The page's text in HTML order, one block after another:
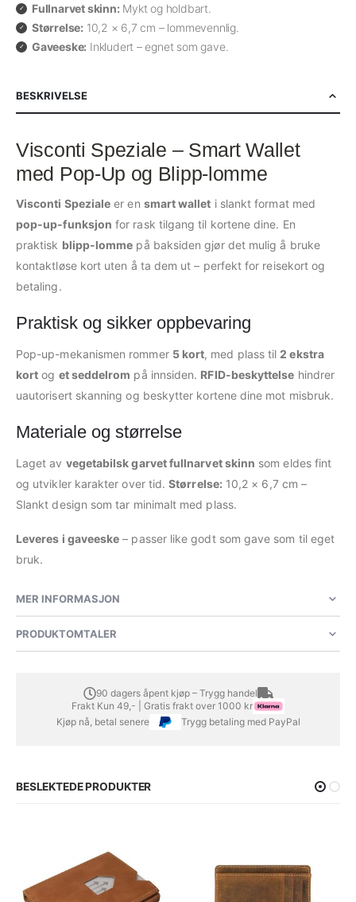
Fullnarvet skinn: Mykt og holdbart.
Størrelse: 10,2 × 6,7 cm – lommevennlig.
Gaveeske: Inkludert – egnet som gave.
BESKRIVELSE
Visconti Speziale – Smart Wallet
med Pop-Up og Blipp-lomme
Visconti Speziale er en smart wallet i slankt format med
pop-up-funksjon for rask tilgang til kortene dine. En
praktisk blipp-lomme på baksiden gjør det mulig å bruke
kontaktløse kort uten å ta dem ut – perfekt for reisekort og
betaling.
Praktisk og sikker oppbevaring
Pop-up-mekanismen rommer 5 kort, med plass til2 ekstra
kort og et seddelrom på innsiden. RFID-beskyttelse hindrer
uautorisert skanning og beskytter kortene dine mot misbruk.
Materiale og størrelse
Laget av vegetabilsk garvet fullnarvet skinn som eldes fint
og utvikler karakter over tid.Størrelse: 10,2 × 6,7 cm –
Slankt design som tar minimalt med plass.
Leveres i gaveeske – passer like godt som gave som til eget
bruk.
MER INFORMASJON
PRODUKTOMTALER
90 dagers åpent kjøp – Trygg handel
Frakt Kun 49,- | Gratis frakt over 1000 kr
Kjøp nå, betal senere
Trygg betaling med PayPal
BESLEKTEDE PRODUKTER